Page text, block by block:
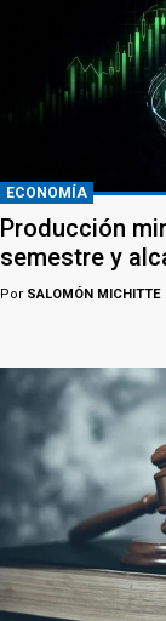
ECONOMÍA
Producción
semestre y
Por SALOMÓN MICHITTE